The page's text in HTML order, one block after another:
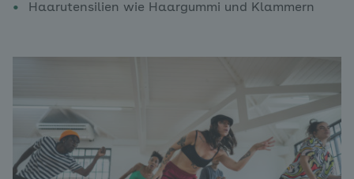
Haarutensilien wie Haargummi und Klammern